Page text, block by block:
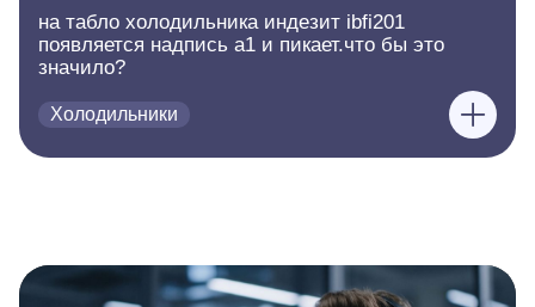
на табло холодильника индезит ibfi201
появляется надпись a1 и пикает.что бы это
значило?
Холодильники